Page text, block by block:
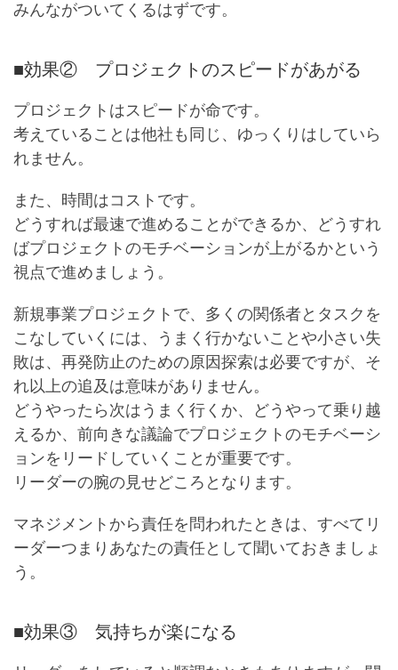
みんながついてくるはずです。
■効果② プロジェクトのスピードがあがる
プロジェクトはスピードが命です。
考えていることは他社も同じ、ゆっくりはしていら
れません。
また、時間はコストです。
どうすれば最速で進めることができるか、どうすれ
ばプロジェクトのモチベーションが上がるかという
視点で進めましょう。
新規事業プロジェクトで、多くの関係者とタスクを
こなしていくには、うまく行かないことや小さい失
敗は、再発防止のための原因探索は必要ですが、そ
れ以上の追及は意味がありません。
どうやったら次はうまく行くか、どうやって乗り越
えるか、前向きな議論でプロジェクトのモチベーシ
ョンをリードしていくことが重要です。
リーダーの腕の見せどころとなります。
マネジメントから責任を問われたときは、すべてリ
ーダーつまりあなたの責任として聞いておきましょ
う。
■効果③ 気持ちが楽になる